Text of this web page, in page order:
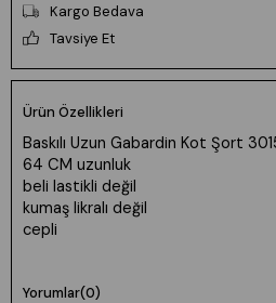
Kargo Bedava
Tavsiye Et
Ürün Özellikleri
Baskılı Uzun Gabardin Kot Şort
64 CM uzunluk
beli lastikli değil
kumaş likralı değil
cepli
Yorumlar(0)